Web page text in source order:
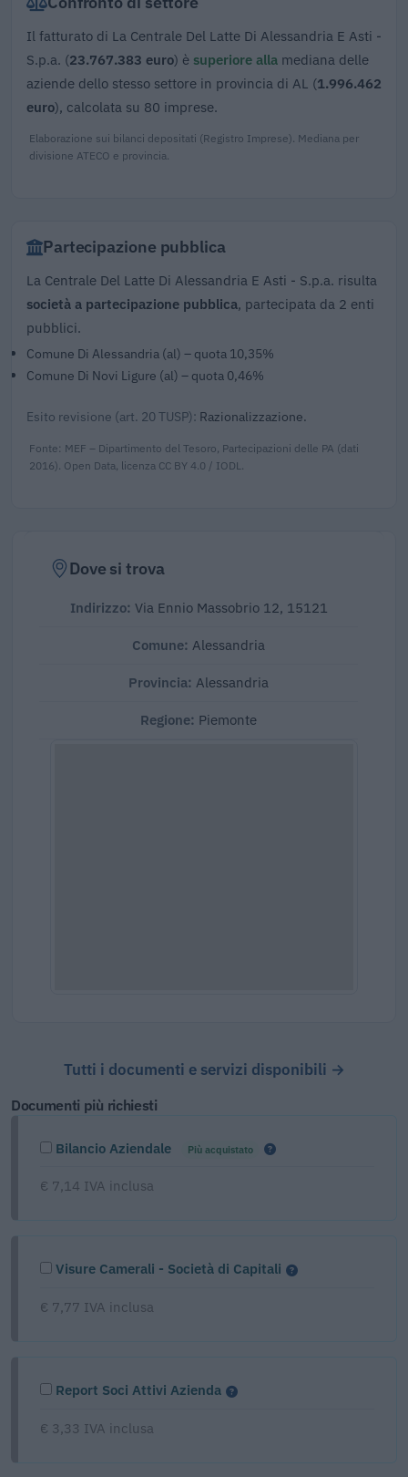
Il fatturato di La Centrale Del Latte Di Alessandria E Asti -
S.p.a. (23.767.383 euro) è superiore alla mediana delle
aziende dello stesso settore in provincia di AL (1.996.462
euro), calcolata su 80 imprese.
Elaborazione sui bilanci depositati (Registro Imprese). Mediana per
divisione ATECO e provincia.
Partecipazione pubblica
La Centrale Del Latte Di Alessandria E Asti - S.p.a. risulta
società a partecipazione pubblica, partecipata da 2 enti
pubblici.
Comune Di Alessandria (al) – quota 10,35%
Comune Di Novi Ligure (al) – quota 0,46%
Esito revisione (art. 20 TUSP): Razionalizzazione.
Fonte: MEF – Dipartimento del Tesoro, Partecipazioni delle PA (dati
2016). Open Data, licenza CC BY 4.0 / IODL.
Dove si trova
Indirizzo: Via Ennio Massobrio 12, 15121
Comune: Alessandria
Provincia: Alessandria
Regione: Piemonte
Tutti i documenti e servizi disponibili →
Documenti più richiesti
Bilancio Aziendale Più acquistato
€ 7,14 IVA inclusa
Visure Camerali - Società di Capitali
€ 7,77 IVA inclusa
Report Soci Attivi Azienda
€ 3,33 IVA inclusa